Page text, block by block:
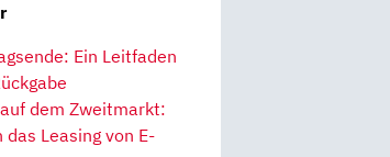
Ein Leitfaden
dem Zweitmarkt:
Leasing von E-